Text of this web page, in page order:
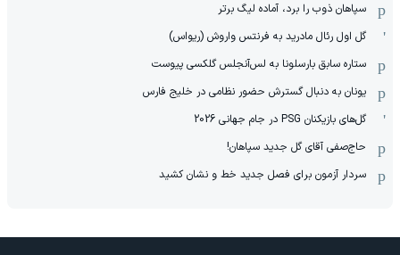
سپاهان ذوب را برد، آماده لیگ برتر
گل اول رئال مادرید به فرنتس واروش (ریواس)
ستاره سابق بارسلونا به لس‌آنجلس گلکسی پیوست
یونان به دنبال گسترش حضور نظامی در خلیج فارس
گل‌های بازیکنان PSG در جام جهانی 2026
حاج‌صفی آقای گل جدید سپاهان!
سردار آزمون برای فصل جدید خط و نشان کشید